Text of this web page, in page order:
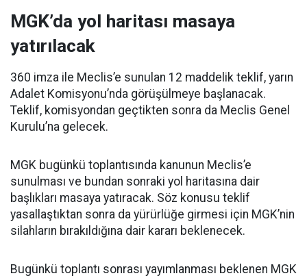
MGK’da yol haritası masaya
yatırılacak
360 imza ile Meclis’e sunulan 12 maddelik teklif, yarın
Adalet Komisyonu’nda görüşülmeye başlanacak.
Teklif, komisyondan geçtikten sonra da Meclis Genel
Kurulu’na gelecek.
MGK bugünkü toplantısında kanunun Meclis’e
sunulması ve bundan sonraki yol haritasına dair
başlıkları masaya yatıracak. Söz konusu teklif
yasallaştıktan sonra da yürürlüğe girmesi için MGK’nin
silahların bırakıldığına dair kararı beklenecek.
Bugünkü toplantı sonrası yayımlanması beklenen MGK